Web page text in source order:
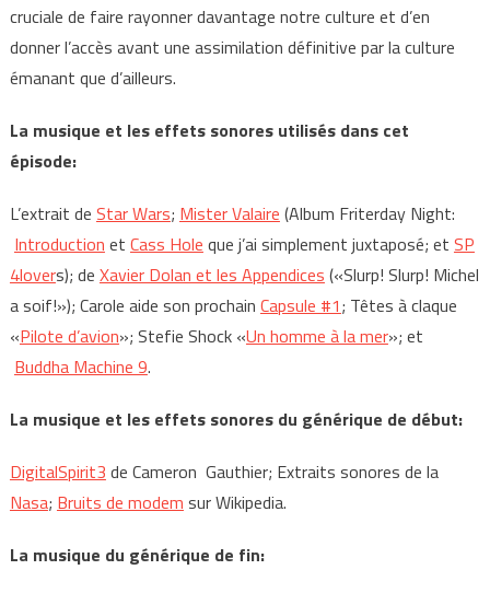
cruciale de faire rayonner davantage notre culture et d’en
donner l’accès avant une assimilation définitive par la culture
émanant que d’ailleurs.
La musique et les effets sonoresutilisés dans cet
épisode:
L’extrait de Star Wars; Mister Valaire (Album Friterday Night:
Introduction et Cass Hole que j’ai simplement juxtaposé; et SP
4lovers); de Xavier Dolan et les Appendices («Slurp! Slurp! Michel
a soif!»); Carole aide son prochain Capsule #1; Têtes à claque
«Pilote d’avion»; Stefie Shock «Un homme à la mer»; et
Buddha Machine 9.
La musique et les effets sonores du générique de début:
DigitalSpirit3 de Cameron Gauthier; Extraits sonores de la
Nasa; Bruits de modem sur Wikipedia.
La musique du générique de fin: